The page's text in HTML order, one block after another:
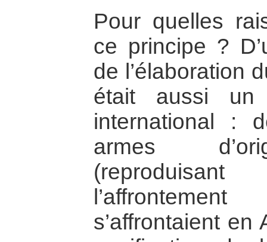
Pour quelles
ce principe ?
de l’élaboration
était aussi un
international :
armes
s’affrontaient en